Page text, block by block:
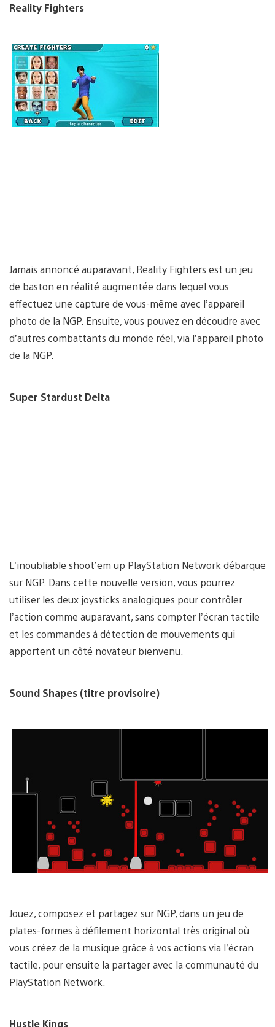
Reality Fighters
Jamais annoncé auparavant, Reality Fighters est un jeu
de baston en réalité augmentée dans lequel vous
effectuez une capture de vous-même avec l’appareil
photo de la NGP. Ensuite, vous pouvez en découdre avec
d’autres combattants du monde réel, via l’appareil photo
de la NGP.
Super Stardust Delta
L’inoubliable shoot’em up PlayStation Network débarque
sur NGP. Dans cette nouvelle version, vous pourrez
utiliser les deux joysticks analogiques pour contrôler
l’action comme auparavant, sans compter l’écran tactile
et les commandes à détection de mouvements qui
apportent un côté novateur bienvenu.
Sound Shapes (titre provisoire)
Jouez, composez et partagez sur NGP, dans un jeu de
plates-formes à défilement horizontal très original où
vous créez de la musique grâce à vos actions via l’écran
tactile, pour ensuite la partager avec la communauté du
PlayStation Network.
Hustle Kings